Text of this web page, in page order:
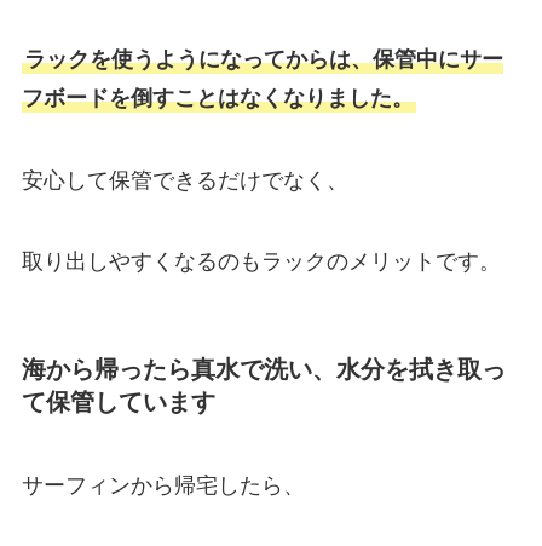
ラックを使うようになってからは、保管中にサー
フボードを倒すことはなくなりました。
安心して保管できるだけでなく、
取り出しやすくなるのもラックのメリットです。
海から帰ったら真水で洗い、水分を拭き取っ
て保管しています
サーフィンから帰宅したら、